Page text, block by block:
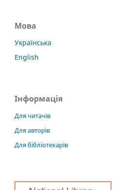
Мова
Українська
English
Інформація
Для читачів
Для авторів
Для бібліотекарів